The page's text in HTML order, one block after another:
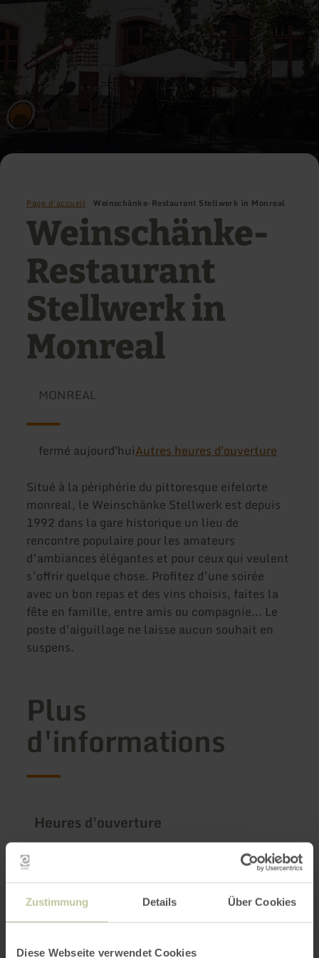
Zustimmung Details Über Cookies
Diese Webseite verwendet Cookies
Page d'accueil Weinschänke-Restaurant Stellwerk in Monreal
Weinschänke-
Restaurant
Stellwerk in
Monreal
MONREAL
fermé aujourd'huiAutres heures d'ouverture
Situé à la périphérie du pittoresque eifelorte
monreal, le Weinschänke Stellwerk est depuis
1992 dans la gare historique un lieu de
rencontre populaire pour les amateurs
d’ambiances élégantes et pour ceux qui veulent
s’offrir quelque chose. Profitez d’une soirée
avec un bon repas et des vins choisis, faites la
fête en famille, entre amis ou compagnie... Le
poste d’aiguillage ne laisse aucun souhait en
suspens.
Plus
d'informations
Heures d'ouverture
Caractéristiques / Particularités
Catégories